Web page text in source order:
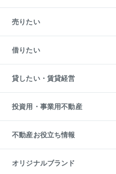
新築・分譲マンションの購入
中古マンションの購入
一戸建ての購入
中古一戸建ての購入
不動産購入の流れ
注目キーワード物件特集
購入ガイド
English 繁体中文簡体中文
売りたい
一戸建ての売却・査定
土地の売却・査定
スピードAI査定
不動産査定について
不動産売却の流れ
不動産買換えの流れ
売却ガイド
借りたい
オフィス・店舗の賃貸
借りるときの流れ
借りるガイド
貸したい・賃貸経営
マンション賃料データ
賃貸管理プラン
リロケーションについて
貸すガイド
投資用・事業用不動産
事業用不動産
マンション投資
投資用マンション
アパート経営
不動産お役立ち情報
マンションライブラリー
人気マンションランキング
オリジナルブランド